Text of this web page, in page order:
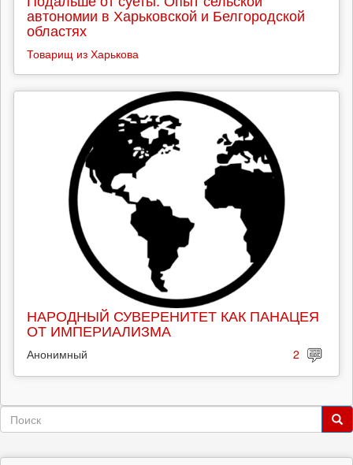
автономии в Харьковской и Белгородской
областях
Товарищ из Харькова
НАРОДНЫЙ СУВЕРЕНИТЕТ КАК ПАНАЦЕЯ
ОТ ИМПЕРИАЛИЗМА
Анонимный 2
Форма